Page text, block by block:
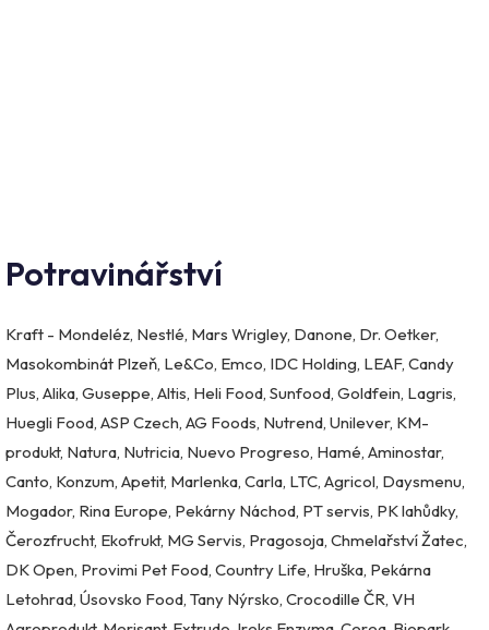
Potravinářství
Kraft - Mondeléz, Nestlé, Mars Wrigley, Danone, Dr. Oetker,
Masokombinát Plzeň, Le&Co, Emco, IDC Holding, LEAF, Candy
Plus, Alika, Guseppe, Altis, Heli Food, Sunfood, Goldfein, Lagris,
Huegli Food, ASP Czech, AG Foods, Nutrend, Unilever, KM-
produkt, Natura, Nutricia, Nuevo Progreso, Hamé, Aminostar,
Canto, Konzum, Apetit, Marlenka, Carla, LTC, Agricol, Daysmenu,
Mogador, Rina Europe, Pekárny Náchod, PT servis, PK lahůdky,
Čerozfrucht, Ekofrukt, MG Servis, Pragosoja, Chmelařství Žatec,
DK Open, Provimi Pet Food, Country Life, Hruška, Pekárna
Letohrad, Úsovsko Food, Tany Nýrsko, Crocodille ČR, VH